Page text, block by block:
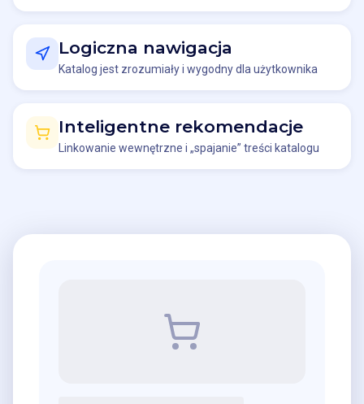
Logiczna nawigacja
Katalog jest zrozumiały i wygodny dla użytkownika
Inteligentne rekomendacje
Linkowanie wewnętrzne i „spajanie” treści katalogu